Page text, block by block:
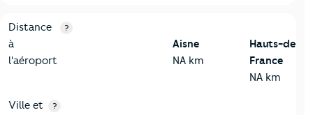
3-Environnement
Critères Aisne
Distance
à
l'aéroport
?
Aisne
NA km
Hauts-de-
France
NA km
Ville et
?